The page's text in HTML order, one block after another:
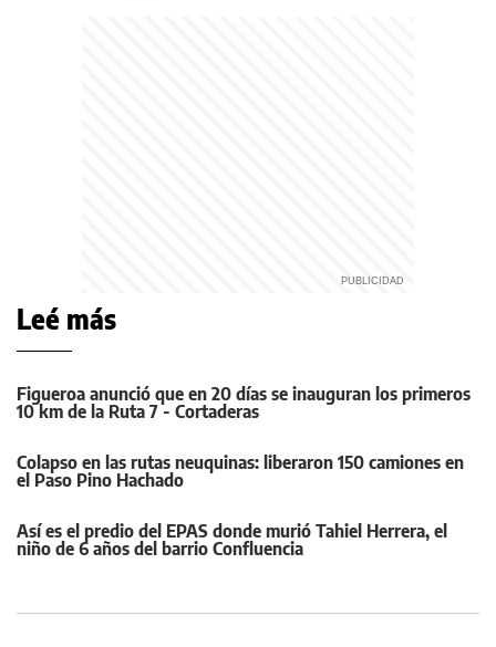
Leé más
Figueroa anunció que en 20 días se inauguran los primeros
10 km de la Ruta 7 - Cortaderas
Colapso en las rutas neuquinas: liberaron 150 camiones en
el Paso Pino Hachado
Así es el predio del EPAS donde murió Tahiel Herrera, el
niño de 6 años del barrio Confluencia